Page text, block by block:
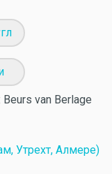
van Berlage
Утрехт, Алмере)